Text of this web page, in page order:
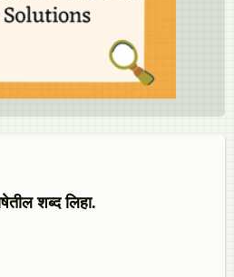
शब्द लिहा.